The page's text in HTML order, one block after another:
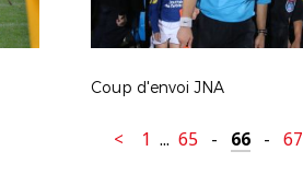
Coup d'envoi JNA
< 1 ... 65 - 66 - 67